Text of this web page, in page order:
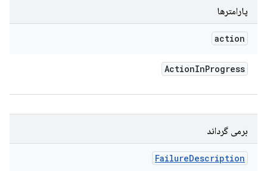
پارامترها
action
ActionInProgress
برمی گرداند
FailureDescription